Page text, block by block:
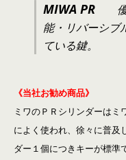
MIWA PR 優
能・リバーシブ
ている鍵。
《当社お勧め商品》
ミワのＰＲシリンダーはミ
によく使われ、徐々に普及
ダー１個につきキーが標準